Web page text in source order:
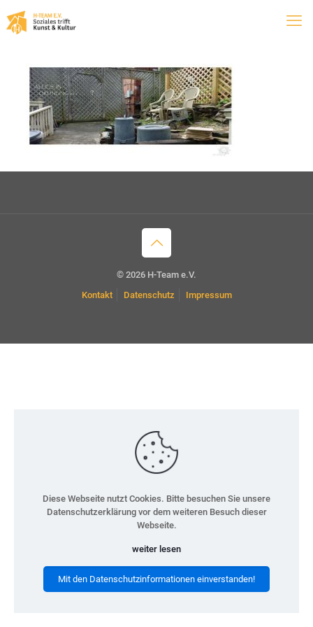
© 2026 H-Team e.V.
Kontakt
Datenschutz Impressum
Diese Webseite nutzt Cookies. Bitte besuchen Sie unsere
Datenschutzerklärung vor dem weiteren Besuch dieser
Webseite.
weiter lesen
Mit den Datenschutzinformationen einverstanden!